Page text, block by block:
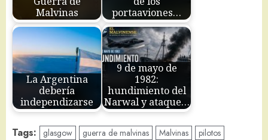
Malvinas
portaaviones…
La Argentina
debería
independizarse
9 de mayo de
1982:
hundimiento del
Narwal y ataque…
Tags: glasgow guerra de malvinas Malvinas pilotos